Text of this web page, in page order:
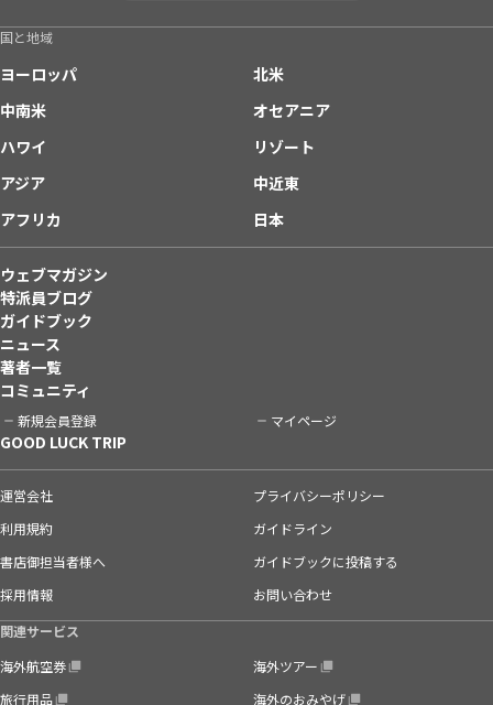
国と地域
ヨーロッパ
北米
中南米
オセアニア
ハワイ
リゾート
アジア
中近東
アフリカ
日本
ウェブマガジン
特派員ブログ
ガイドブック
ニュース
著者一覧
コミュニティ
新規会員登録 マイページ
GOOD LUCK TRIP
運営会社
プライバシーポリシー
利用規約
ガイドライン
書店御担当者様へ
ガイドブックに投稿する
採用情報
お問い合わせ
関連サービス
海外航空券
海外ツアー
旅行用品
海外のおみやげ